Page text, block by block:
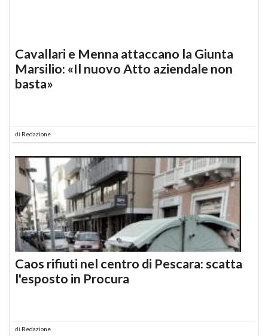
Cavallari e Menna attaccano la Giunta
Marsilio: «Il nuovo Atto aziendale non
basta»
di Redazione
Caos rifiuti nel centro di Pescara: scatta
l'esposto in Procura
di Redazione